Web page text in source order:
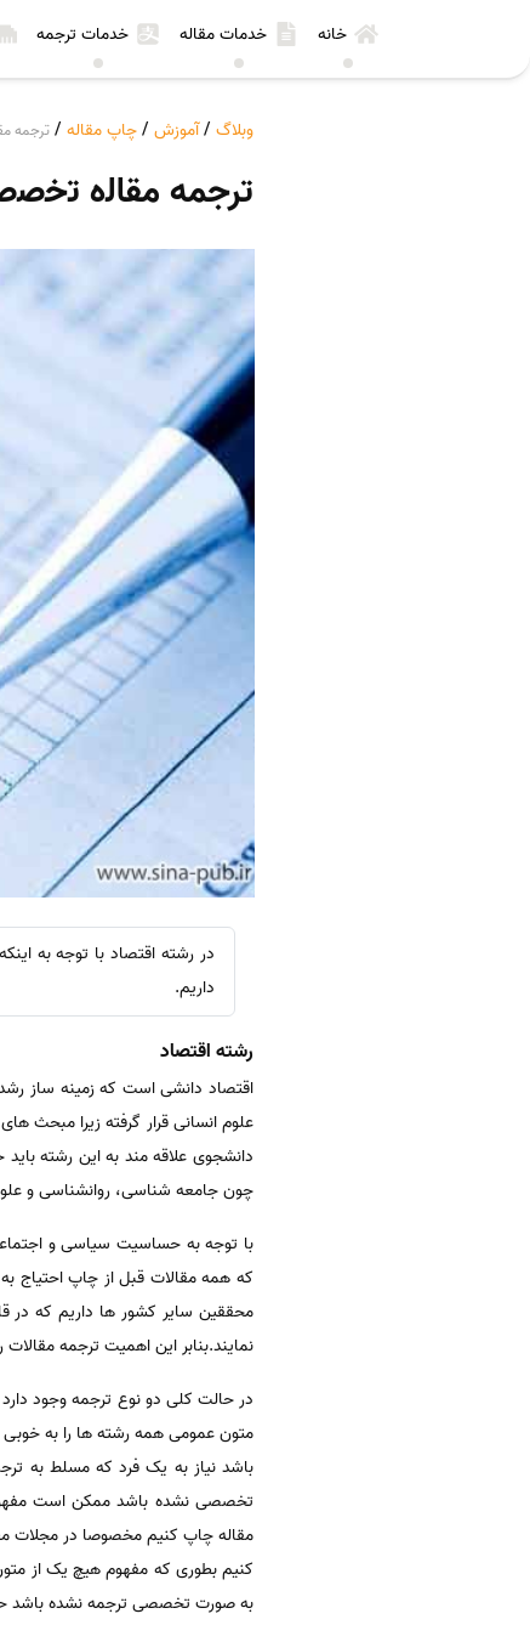
خانه خدمات مقاله خدمات ترجمه
وبلاگ /آموزش /چاپ مقاله / ترجمه
ترجمه ﻣﻘﺎﻟه
در رشته اقتصاد با توجه به
داریم.
رشته اقتصاد
اقتصاد دانشی است که زمینه ساز
علوم انسانی قرار گرفته زیرا مبحث
دانشجوی علاقه مند به این رشته
چون جامعه شناسی، روانشناسی و
با توجه به حساسیت سیاسی و
که همه مقالات قبل از چاپ احتیاج
محققین سایر کشور ها داریم که در
نمایند.بنابر این اهمیت ترجمه
در حالت کلی دو نوع ترجمه وجود
متون عمومی همه رشته ها را به
باشد نیاز به یک فرد که مسلط به
تخصصی نشده باشد ممکن است
مقاله چاپ کنیم مخصوصا در مجلات
کنیم بطوری که مفهوم هیچ یک از
به صورت تخصصی ترجمه نشده باشد